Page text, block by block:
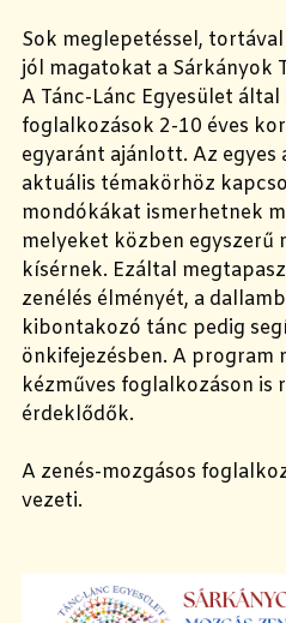
Sok meglepetéssel,
jól magatokat a Sárkányok
A Tánc-Lánc Egyesület
foglalkozások 2-10 éves
egyaránt ajánlott. Az egyes
aktuális témakörhöz
mondókákat ismerhetnek
melyeket közben egyszerű
kísérnek. Ezáltal
zenélés élményét, a
kibontakozó tánc pedig
önkifejezésben. A program
kézműves foglalkozáson is
érdeklődők.
A zenés-mozgásos
vezeti.